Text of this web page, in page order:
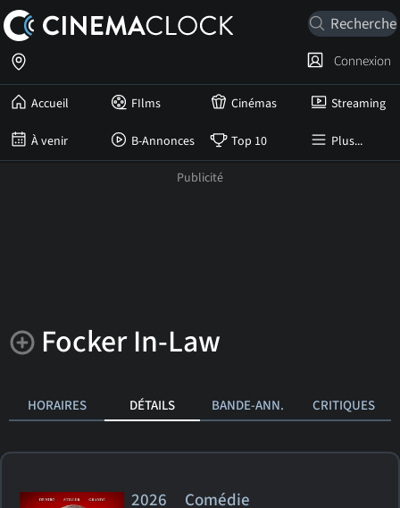
Accueil FIlms Cinémas Streaming
À venir B-Annonces Top 10 Plus...
Connexion
Focker In-Law
HORAIRES DÉTAILS BANDE-ANN. CRITIQUES
2026 Comédie